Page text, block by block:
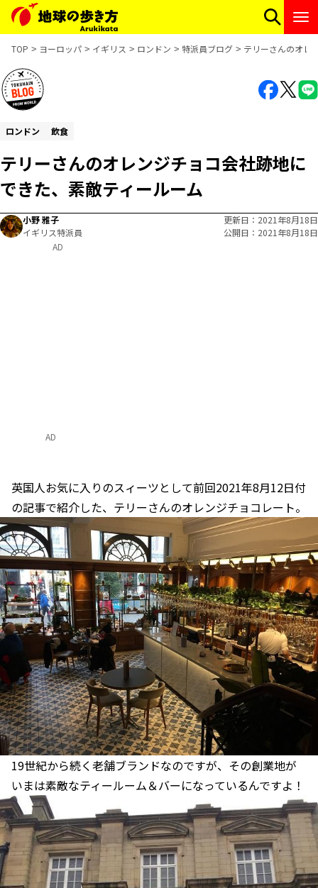
TOP ヨーロッパ イギリス ロンドン 特派員ブログ テリーさんのオレ
ロンドン 飲食
テリーさんのオレンジチョコ会社跡地に
できた、素敵ティールーム
小野 雅子
イギリス特派員
更新日
2021年8月18日
公開日
2021年8月18日
AD
英国人お気に入りのスィーツとして前回2021年8月12日付
の記事で紹介した、テリーさんのオレンジチョコレート。
19世紀から続く老舗ブランドなのですが、その創業地が
いまは素敵なティールーム＆バーになっているんですよ！
AD